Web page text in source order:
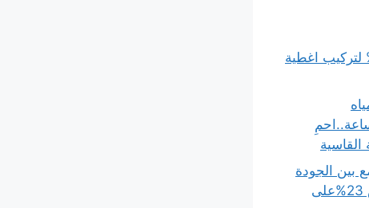
100% لتركيب اغطية
غضون 24 ساعة..احمِ
بين الجودة
والإتقان99%وخصم خاص 23%على